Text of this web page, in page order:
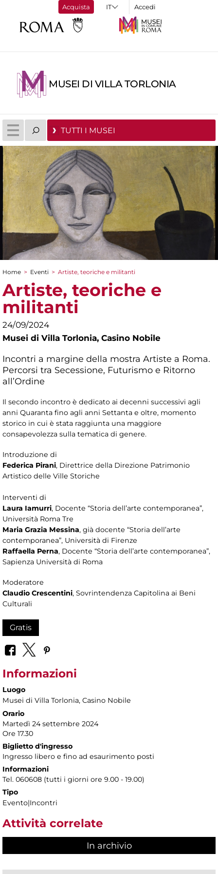
Acquista Accedi
MUSEI DI VILLA TORLONIA
TUTTI I MUSEI
Tu sei qui
Home > Eventi > Artiste, teoriche e militanti
Artiste, teoriche e
militanti
24/09/2024
Musei di Villa Torlonia, Casino Nobile
Incontri a margine della mostra Artiste a Roma.
Percorsi tra Secessione, Futurismo e Ritorno
all’Ordine
Il secondo incontro è dedicato ai decenni successivi agli
anni Quaranta fino agli anni Settanta e oltre, momento
storico in cui è stata raggiunta una maggiore
consapevolezza sulla tematica di genere.
Introduzione di
Federica Pirani, Direttrice della Direzione Patrimonio
Artistico delle Ville Storiche
Interventi di
Laura Iamurri, Docente “Storia dell’arte contemporanea”,
Università Roma Tre
Maria Grazia Messina, già docente “Storia dell’arte
contemporanea”, Università di Firenze
Raffaella Perna, Docente “Storia dell’arte contemporanea”,
Sapienza Università di Roma
Moderatore
Claudio Crescentini, Sovrintendenza Capitolina ai Beni
Culturali
Gratis
Informazioni
Luogo
Musei di Villa Torlonia, Casino Nobile
Orario
Martedì 24 settembre 2024
Ore 17.30
Biglietto d'ingresso
Ingresso libero e fino ad esaurimento posti
Informazioni
Tel. 060608 (tutti i giorni ore 9.00 - 19.00)
Tipo
Evento|Incontri
Attività correlate
In archivio